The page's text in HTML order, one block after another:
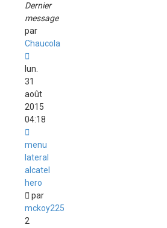
Dernier
message
par
Chaucola
lun.
31
août
2015
04:18
menu
lateral
alcatel
hero
par
mckoy225
2